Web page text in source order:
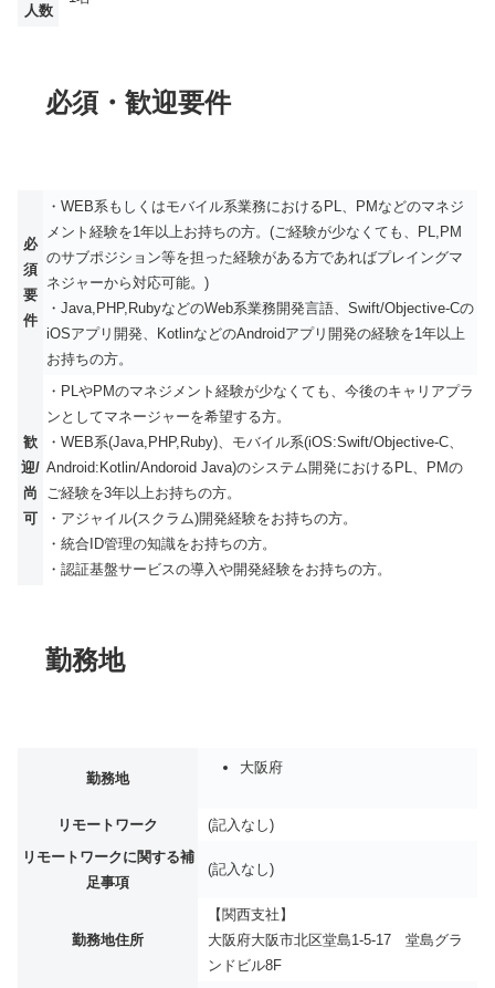
人数
必須・歓迎要件
必
須
要
件
・WEB系もしくはモバイル系業務におけるPL、PMなどのマネジ
メント経験を1年以上お持ちの方。(ご経験が少なくても、PL,PM
のサブポジション等を担った経験がある方であればプレイングマ
ネジャーから対応可能。)
・Java,PHP,RubyなどのWeb系業務開発言語、Swift/Objective-Cの
iOSアプリ開発、KotlinなどのAndroidアプリ開発の経験を1年以上
お持ちの方。
歓
迎/
尚
可
・PLやPMのマネジメント経験が少なくても、今後のキャリアプラ
ンとしてマネージャーを希望する方。
・WEB系(Java,PHP,Ruby)、モバイル系(iOS:Swift/Objective-C、
Android:Kotlin/Andoroid Java)のシステム開発におけるPL、PMの
ご経験を3年以上お持ちの方。
・アジャイル(スクラム)開発経験をお持ちの方。
・統合ID管理の知識をお持ちの方。
・認証基盤サービスの導入や開発経験をお持ちの方。
勤務地
勤務地
大阪府
リモートワーク
(記入なし)
リモートワークに関する補
足事項
(記入なし)
勤務地住所
【関西支社】
大阪府大阪市北区堂島1-5-17 堂島グラ
ンドビル8F